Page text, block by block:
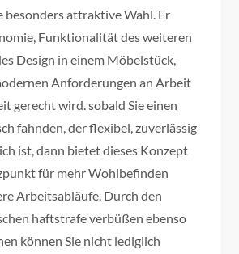
besonders attraktive Wahl. Er
Funktionalität des weiteren
Design in einem Möbelstück,
Anforderungen an Arbeit
gerecht wird. sobald Sie einen
fahnden, der flexibel, zuverlässig
ist, dann bietet dieses Konzept
für mehr Wohlbefinden
Arbeitsabläufe. Durch den
haftstrafe verbüßen ebenso
können Sie nicht lediglich